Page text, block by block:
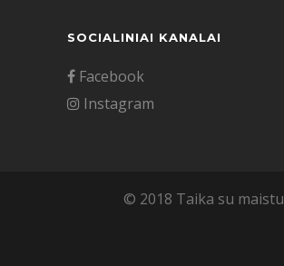
SOCIALINIAI KANALAI
Facebook
Instagram
© 2018 Taika su maistu